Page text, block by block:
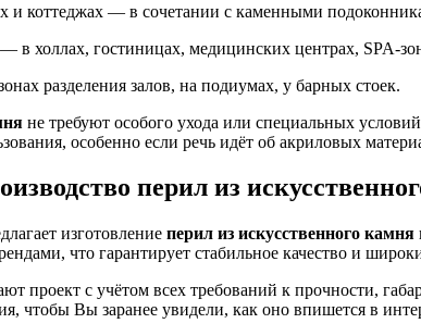
и коттеджах — в сочетании с каменными
в холлах, гостиницах, медицинских центрах, SPA-
разделения залов, на подиумах, у барных стоек.
не требуют особого ухода или специальных
особенно если речь идёт об акриловых
перил из
изготовление перил из искусственного камня
что гарантирует стабильное качество и
проект с учётом всех требований к прочности,
чтобы Вы заранее увидели, как оно впишется в